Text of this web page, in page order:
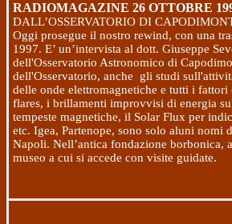
RADIOMAGAZINE 26 OTTOBRE
DALL’OSSERVATORIO DI
Oggi prosegue il nostro rewind, con una
1997. E’ un’intervista al dott. Giuseppe
dell'Osservatorio Astronomico di
dell'Osservatorio, anche
gli studi
delle onde elettromagnetiche e tutti i
flares, i brillamenti improvvisi di energia
tempeste magnetiche, il Solar Flux per
etc. Igea, Partenope, sono solo aluni nomi
Napoli. Nell’antica fondazione borbonica,
museo a cui si accede con visite guidate.